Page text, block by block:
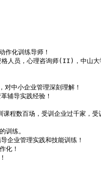
化训练导师！
人员，心理咨询师(II)，中山大
中小企业管理深刻理解！
辅导实践经验！
程数百场，受训企业过千家，受
训练。
企业管理实践和技能训练！
化！